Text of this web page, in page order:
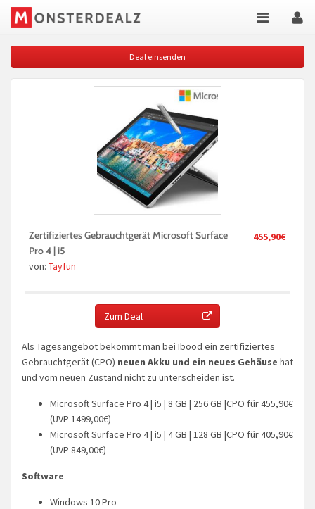
Deal einsenden
455,90€
Zertifiziertes Gebrauchtgerät Microsoft Surface
Pro 4 | i5
von: Tayfun
Zum Deal
Als Tagesangebot bekommt man bei Ibood ein zertifiziertes
Gebrauchtgerät (CPO) neuen Akku und ein neues Gehäuse hat
und vom neuen Zustand nicht zu unterscheiden ist.
Microsoft Surface Pro 4 | i5 | 8 GB | 256 GB |CPO für 455,90€
(UVP 1499,00€)
Microsoft Surface Pro 4 | i5 | 4 GB | 128 GB |CPO für 405,90€
(UVP 849,00€)
Software
Windows 10 Pro